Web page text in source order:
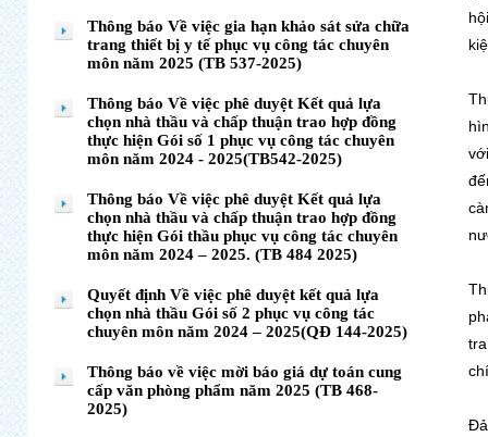
Thông báo Về việc gia hạn khảo sát sửa chữa
trang thiết bị y tế phục vụ công tác chuyên
môn năm 2025 (TB 537-2025)
Thông báo Về việc phê duyệt Kết quả lựa
chọn nhà thầu và chấp thuận trao hợp đồng
thực hiện Gói số 1 phục vụ công tác chuyên
môn năm 2024 - 2025(TB542-2025)
Thông báo Về việc phê duyệt Kết quả lựa
chọn nhà thầu và chấp thuận trao hợp đồng
thực hiện Gói thầu phục vụ công tác chuyên
môn năm 2024 – 2025. (TB 484 2025)
Quyết định Về việc phê duyệt kết quả lựa
chọn nhà thầu Gói số 2 phục vụ công tác
chuyên môn năm 2024 – 2025(QĐ 144-2025)
Thông báo về việc mời báo giá dự toán cung
cấp văn phòng phẩm năm 2025 (TB 468-
2025)